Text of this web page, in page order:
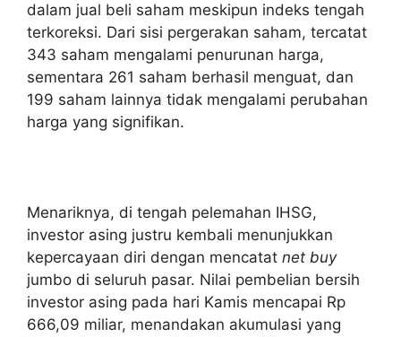
dalam jual beli saham meskipun indeks tengah
terkoreksi. Dari sisi pergerakan saham, tercatat
343 saham mengalami penurunan harga,
sementara 261 saham berhasil menguat, dan
199 saham lainnya tidak mengalami perubahan
harga yang signifikan.
Menariknya, di tengah pelemahan IHSG,
investor asing justru kembali menunjukkan
kepercayaan diri dengan mencatat net buy
jumbo di seluruh pasar. Nilai pembelian bersih
investor asing pada hari Kamis mencapai Rp
666,09 miliar, menandakan akumulasi yang